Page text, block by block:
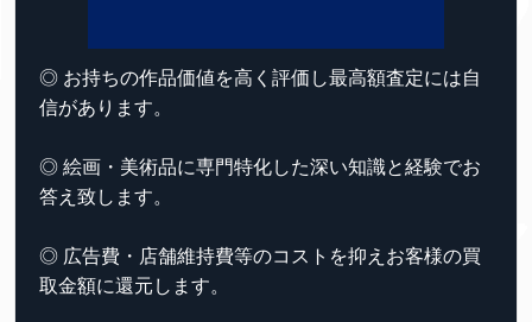
◎ お持ちの作品価値を高く評価し最高額査定には自
信があります。
◎ 絵画・美術品に専門特化した深い知識と経験でお
答え致します。
◎ 広告費・店舗維持費等のコストを抑えお客様の買
取金額に還元します。